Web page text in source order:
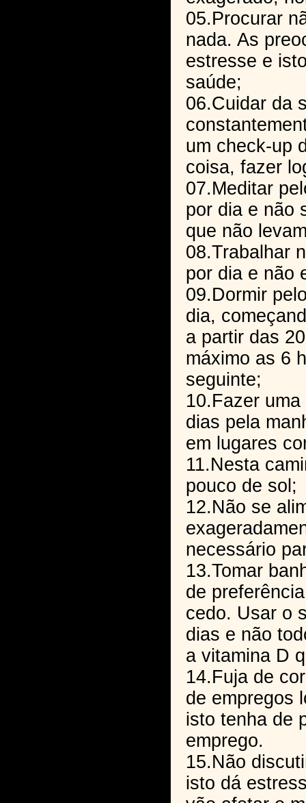
05.Procurar
nada. As
estresse e
saúde;
06.Cuidar da
um check-up
coisa, fazer
07.Meditar
por dia e não
que não
08.Trabalhar
por dia e não
09.Dormir
dia,
a partir das
máximo as 6
seguinte;
10.Fazer
dias pela
em lugares
11.Nesta
pouco de sol;
12.Não se
necessário
13.Tomar
de
cedo. Usar o
dias e não
a vitamina D
14.Fuja de
de empregos
isto tenha de
emprego.
15.Não
isto dá